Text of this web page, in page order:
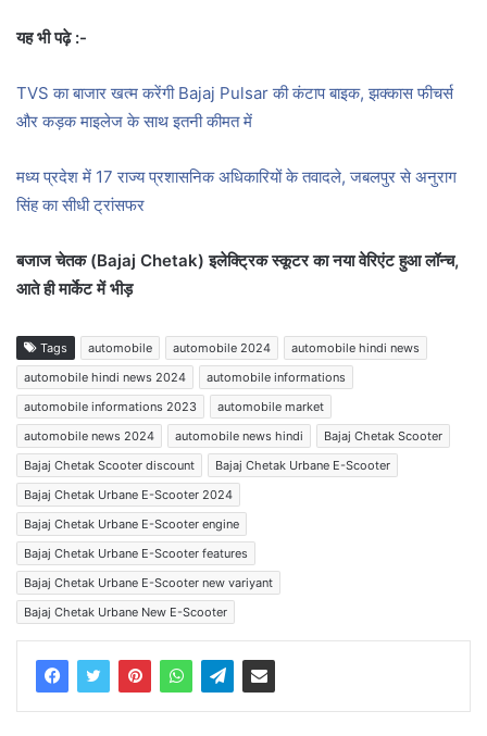
यह भी पढ़े :-
TVS का बाजार खत्म करेंगी Bajaj Pulsar की कंटाप बाइक, झक्कास फीचर्स
और कड़क माइलेज के साथ इतनी कीमत में
मध्य प्रदेश में 17 राज्य प्रशासनिक अधिकारियों के तवादले, जबलपुर से अनुराग
सिंह का सीधी ट्रांसफर
बजाज चेतक (Bajaj Chetak) इलेक्ट्रिक स्कूटर का नया वेरिएंट हुआ लॉन्च,
आते ही मार्केट में भीड़
Tags automobile automobile 2024
automobile hindi news
automobile hindi news 2024
automobile informations
automobile informations 2023
automobile market
automobile news 2024
automobile news hindi
Bajaj Chetak Scooter
Bajaj Chetak Scooter discount
Bajaj Chetak Urbane E-Scooter
Bajaj Chetak Urbane E-Scooter 2024
Bajaj Chetak Urbane E-Scooter engine
Bajaj Chetak Urbane E-Scooter features
Bajaj Chetak Urbane E-Scooter new variyant
Bajaj Chetak Urbane New E-Scooter